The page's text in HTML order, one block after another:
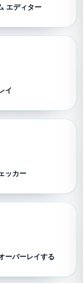
エディター
イ
ッカー
ーバーレイする